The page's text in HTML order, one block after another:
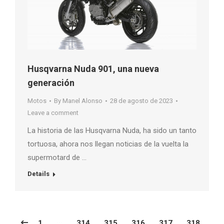
Husqvarna Nuda 901, una nueva
generación
Motos By Manel Alonso
28 de agosto de 2023
Leave a comment
La historia de las Husqvarna Nuda, ha sido un tanto
tortuosa, ahora nos llegan noticias de la vuelta la
supermotard de …
Details